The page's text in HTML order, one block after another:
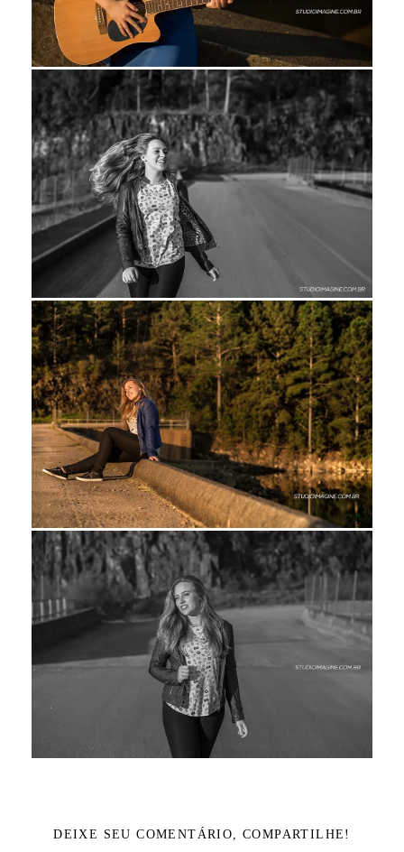
DEIXE SEU COMENTÁRIO, COMPARTILHE!